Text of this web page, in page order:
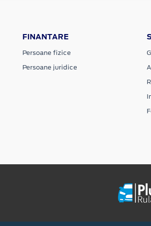
FINANTARE
Persoane fizice
Persoane juridice